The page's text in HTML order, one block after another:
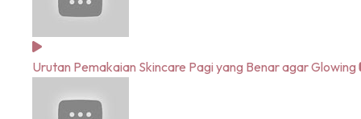
Urutan Pemakaian Skincare Pagi yang Benar agar Glowing